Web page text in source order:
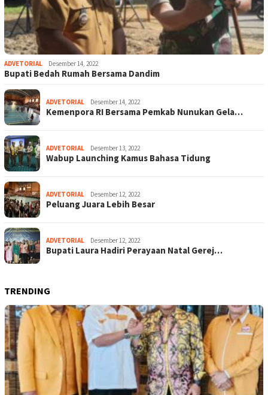
ADVETORIAL Desember 14, 2022
Bupati Bedah Rumah Bersama Dandim
ADVETORIAL Desember 14, 2022
Kemenpora RI Bersama Pemkab Nunukan Gela…
ADVETORIAL Desember 13, 2022
Wabup Launching Kamus Bahasa Tidung
ADVETORIAL Desember 12, 2022
Peluang Juara Lebih Besar
ADVETORIAL Desember 12, 2022
Bupati Laura Hadiri Perayaan Natal Gerej…
TRENDING